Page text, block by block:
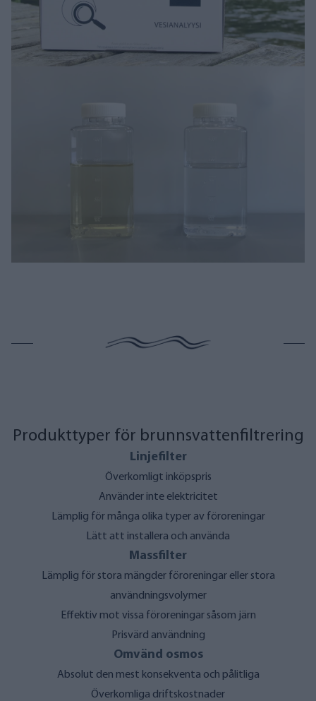
Produkttyper för brunnsvattenfiltrering
Linjefilter
Överkomligt inköpspris
Använder inte elektricitet
Lämplig för många olika typer av föroreningar
Lätt att installera och använda
Massfilter
Lämplig för stora mängder föroreningar eller stora
användningsvolymer
Effektiv mot vissa föroreningar såsom järn
Prisvärd användning
Omvänd osmos
Absolut den mest konsekventa och pålitliga
Överkomliga driftskostnader